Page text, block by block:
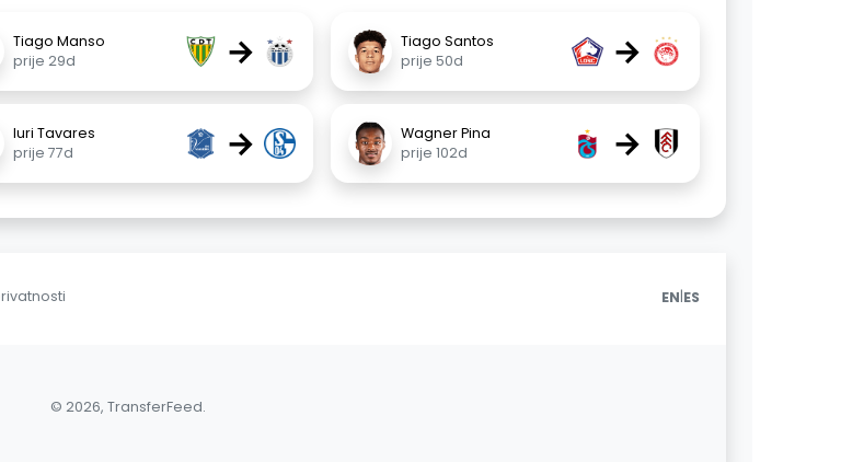
Tiago Manso
prije 29d
→
Tiago Santos
prije 50d
→
Iuri Tavares
prije 77d
→
Wagner Pina
prije 102d
→
EN|ES
© 2026, TransferFeed.